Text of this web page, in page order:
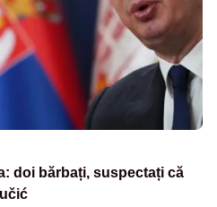
doi bărbați, suspectați că